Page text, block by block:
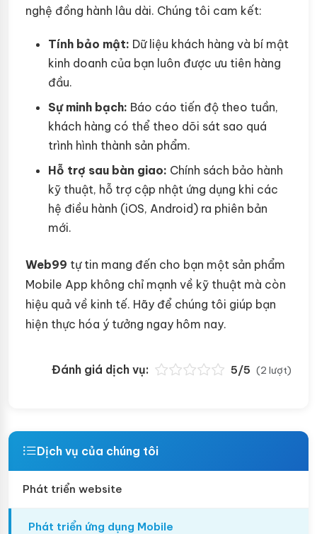
Dịch vụ của chúng tôi
Phát triển website
Phát triển ứng dụng Mobile
nghệ đồng hành lâu dài. Chúng tôi cam kết:
Tính bảo mật: Dữ liệu khách hàng và bí mật
kinh doanh của bạn luôn được ưu tiên hàng
đầu.
Sự minh bạch: Báo cáo tiến độ theo tuần,
khách hàng có thể theo dõi sát sao quá
trình hình thành sản phẩm.
Hỗ trợ sau bàn giao: Chính sách bảo hành
kỹ thuật, hỗ trợ cập nhật ứng dụng khi các
hệ điều hành (iOS, Android) ra phiên bản
mới.
Web99 tự tin mang đến cho bạn một sản phẩm
Mobile App không chỉ mạnh về kỹ thuật mà còn
hiệu quả về kinh tế. Hãy để chúng tôi giúp bạn
hiện thực hóa ý tưởng ngay hôm nay.
Đánh giá dịch vụ: 5/5 (2 lượt)